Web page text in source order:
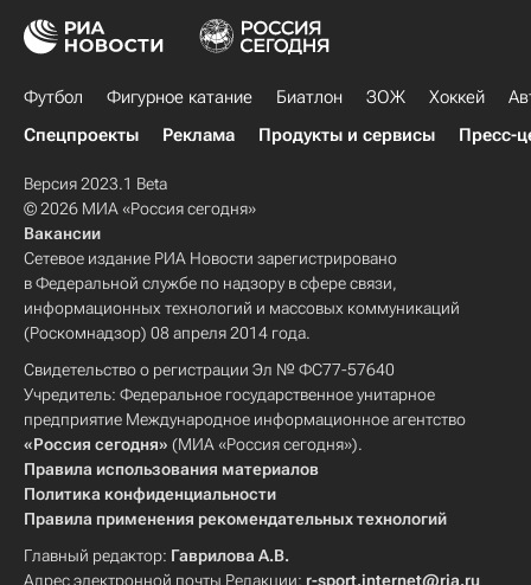
Футбол Фигурное катание Биатлон ЗОЖ Хоккей
Спецпроекты
Реклама Продукты и сервисы Пресс-
Версия 2023.1 Beta
© 2026 МИА «Россия сегодня»
Вакансии
Сетевое издание РИА Новости зарегистрировано
в Федеральной службе по надзору в сфере связи,
информационных технологий и массовых коммуникаций
(Роскомнадзор) 08 апреля 2014 года.
Свидетельство о регистрации Эл № ФС77-57640
Учредитель: Федеральное государственное унитарное
предприятие Международное информационное агентство
«Россия сегодня» (МИА «Россия сегодня»).
Правила использования материалов
Политика конфиденциальности
Правила применения рекомендательных технологий
Главный редактор: Гаврилова А.В.
Адрес электронной почты Редакции: r-sport.internet@ria.ru